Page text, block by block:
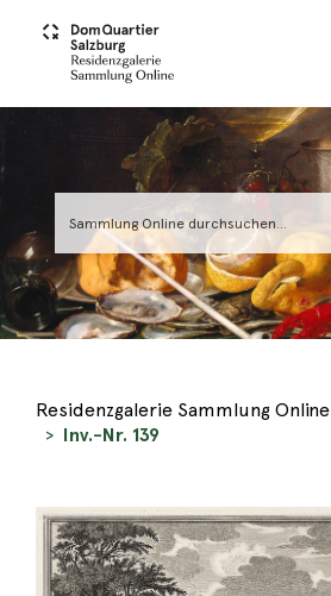
Residenzgalerie Sammlung Online
Inv.-Nr. 139